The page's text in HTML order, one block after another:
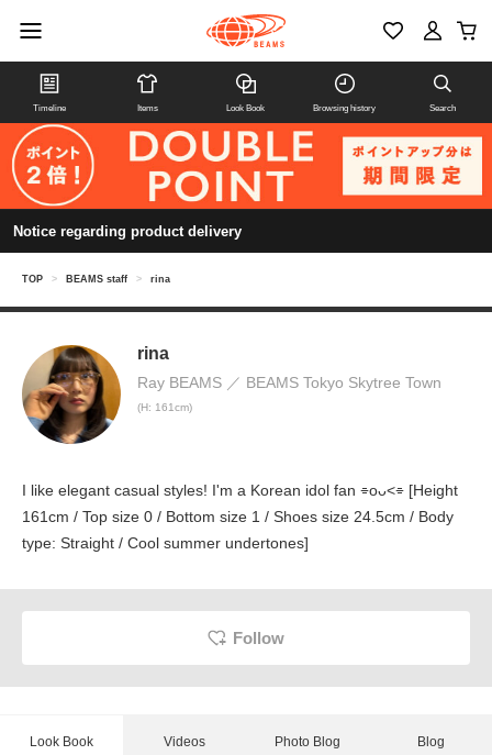
Timeline Items Look Book Browsing history Search
Notice regarding product delivery
TOP > BEAMS staff > rina
rina
Ray BEAMS BEAMS Tokyo Skytree Town
(H: 161cm)
I like elegant casual styles! I'm a Korean idol fan ⌯oᴗ<⌯ [Height
161cm / Top size 0 / Bottom size 1 / Shoes size 24.5cm / Body
type: Straight / Cool summer undertones]
Follow
Look Book Videos Photo Blog Blog